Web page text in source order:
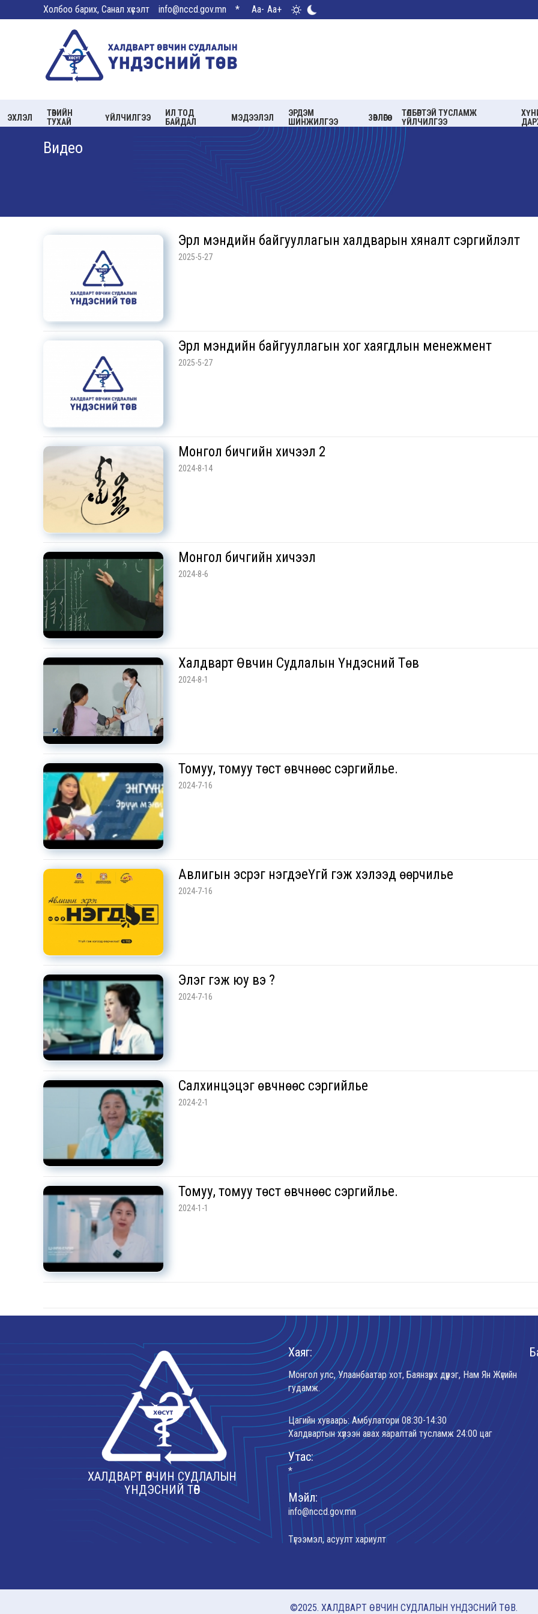
Холбоо барих, Санал хүсэлт info@nccd.gov.mn * Aa- Aa+
ЭХЛЭЛ
ТӨВИЙН
ТУХАЙ
ҮЙЛЧИЛГЭЭ
ИЛ ТОД
БАЙДАЛ
МЭДЭЭЛЭЛ
ЭРДЭМ
ШИНЖИЛГЭЭ
ЗӨВЛӨГӨӨ
ТӨЛБӨРТЭЙ ТУСЛАМЖ
ҮЙЛЧИЛГЭЭ
Видео
Эрүүл мэндийн байгууллагын халдварын хяналт сэргийлэлт
2025-5-27
Эрүүл мэндийн байгууллагын хог хаягдлын менежмент
2025-5-27
Монгол бичгийн хичээл 2
2024-8-14
Монгол бичгийн хичээл
2024-8-6
Халдварт Өвчин Судлалын Үндэсний Төв
2024-8-1
Томуу, томуу төст өвчнөөс сэргийлье.
2024-7-16
Авлигын эсрэг нэгдэеҮгүй гэж хэлээд өөрчилье
2024-7-16
Элэг гэж юу вэ ?
2024-7-16
Салхинцэцэг өвчнөөс сэргийлье
2024-2-1
Томуу, томуу төст өвчнөөс сэргийлье.
2024-1-1
ХАЛДВАРТ ӨВЧИН СУДЛАЛЫН
ҮНДЭСНИЙ ТӨВ
Хаяг:
Монгол улс, Улаанбаатар хот, Баянзүрх дүүрэг, Нам Ян Жүгийн
гудамж.
Цагийн хуваарь: Амбулатори 08:30-14:30
Халдвартын хүлээн авах яаралтай тусламж 24:00 цаг
Утас:
*
Мэйл:
info@nccd.gov.mn
Түгээмэл, асуулт хариулт
©2025. ХАЛДВАРТ ӨВЧИН СУДЛАЛЫН ҮНДЭСНИЙ ТӨВ.